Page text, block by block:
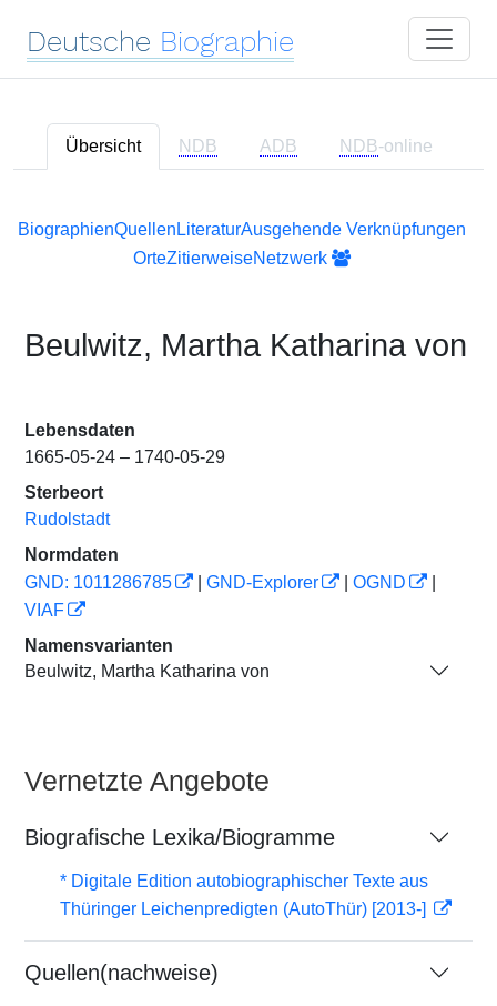
Deutsche Biographie
Übersicht NDB ADB NDB-online
BiographienQuellen LiteraturAusgehende Verknüpfungen
OrteZitierweiseNetzwerk
Beulwitz, Martha Katharina von
Lebensdaten
1665-05-24 – 1740-05-29
Sterbeort
Rudolstadt
Normdaten
GND: 1011286785
GND-Explorer OGND
VIAF
Namensvarianten
Beulwitz, Martha Katharina von
Vernetzte Angebote
Biografische Lexika/Biogramme
* Digitale Edition autobiographischer Texte aus
Thüringer Leichenpredigten (AutoThür) [2013-]
Quellen(nachweise)